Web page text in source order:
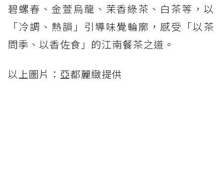
碧螺春、金萱烏龍、茉香綠茶、白茶等，以
「冷調、熱韻」引導味覺輪廓，感受「以茶
問季、以香佐食」的江南餐茶之道。
以上圖片：亞都麗緻提供